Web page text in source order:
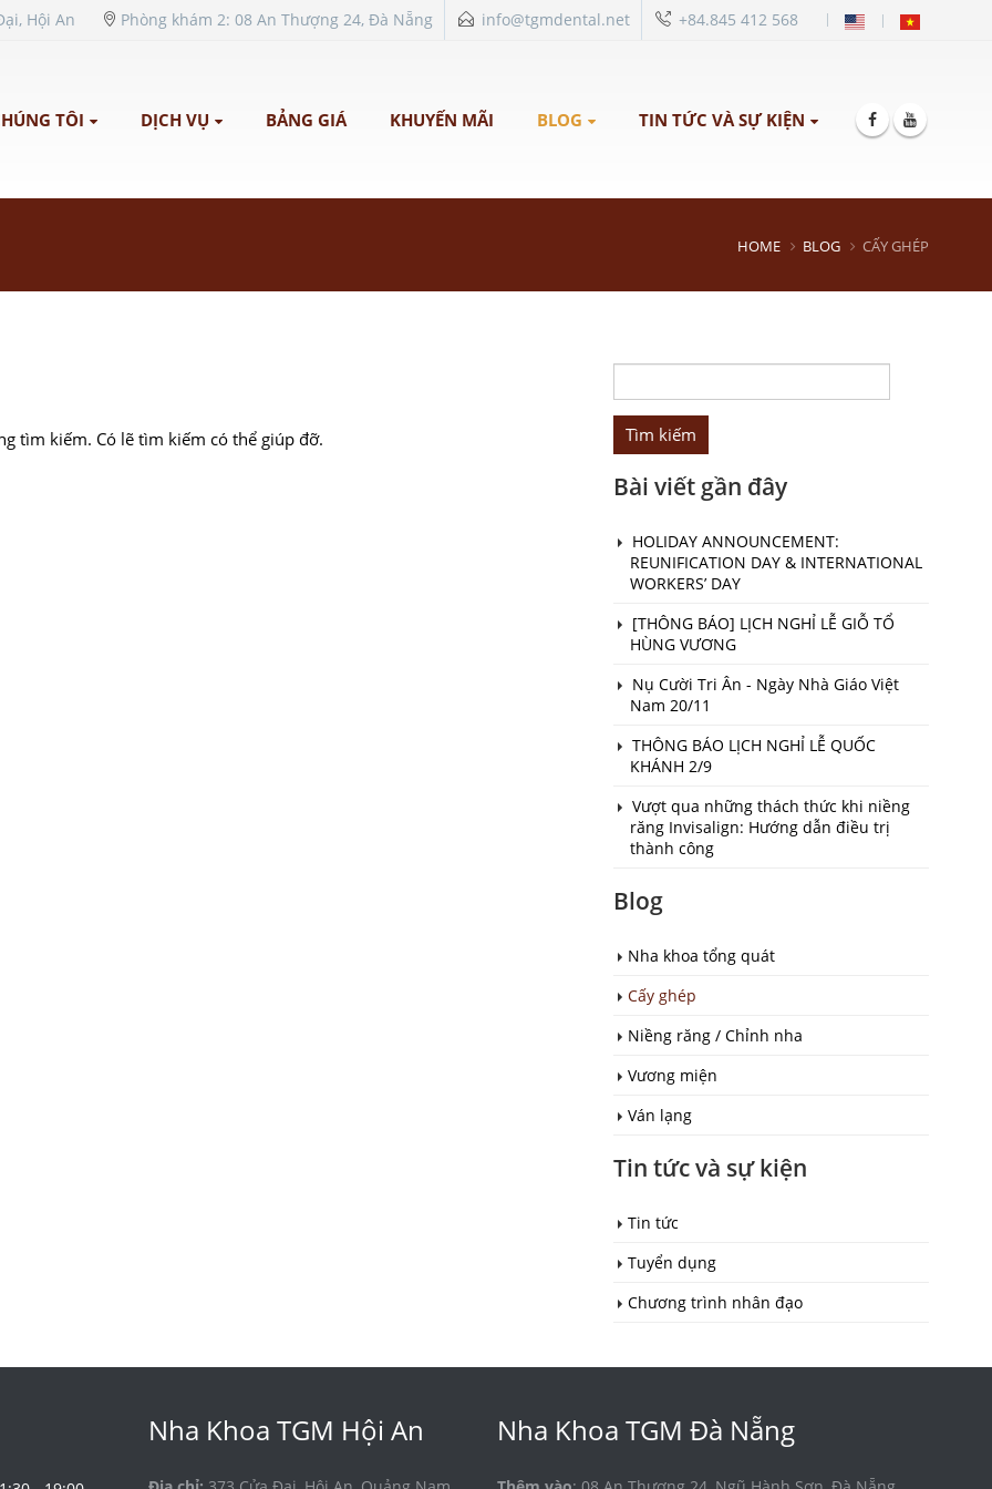
Hội An Phòng khám 2: 08 An Thượng 24, Đà Nẵng info@tgmdental.net +84.845 412 568 |
TÔI DỊCH VỤ BẢNG GIÁ KHUYẾN MÃI BLOG TIN TỨC VÀ SỰ KIỆN
HOME BLOG CẤY GHÉP
tìm kiếm. Có lẽ tìm kiếm có thể giúp đỡ.
kiếm
cho:
Bài viết gần đây
HOLIDAY ANNOUNCEMENT:
REUNIFICATION DAY & INTERNATIONAL
WORKERS’ DAY
[THÔNG BÁO] LỊCH NGHỈ LỄ GIỖ TỔ
HÙNG VƯƠNG
Nụ Cười Tri Ân - Ngày Nhà Giáo Việt
Nam 20/11
THÔNG BÁO LỊCH NGHỈ LỄ QUỐC
KHÁNH 2/9
Vượt qua những thách thức khi niềng
răng Invisalign: Hướng dẫn điều trị
thành công
Blog
Nha khoa tổng quát
Cấy ghép
Niềng răng / Chỉnh nha
Vương miện
Ván lạng
Tin tức và sự kiện
Tin tức
Tuyển dụng
Chương trình nhân đạo
Nha Khoa TGM Hội An Nha Khoa TGM Đà Nẵng